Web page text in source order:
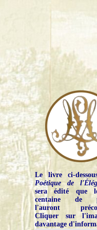
Le livre ci-
Poétique de
sera édité que
centaine de
l'auront
Cliquer sur
davantage